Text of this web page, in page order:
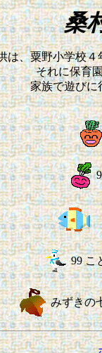
桑
は、粟野小学校
それに保育
家族で遊びに
99 こ
みずきの